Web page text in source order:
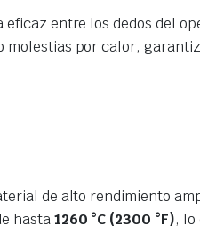
entre los dedos del
por calor,
de alto rendimiento
hasta1260 °C (2300 °F),